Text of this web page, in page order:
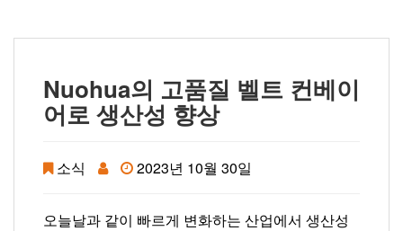
Nuohua의 고품질 벨트 컨베이
어로 생산성 향상
소식 2023년 10월 30일
오늘날과 같이 빠르게 변화하는 산업에서 생산성